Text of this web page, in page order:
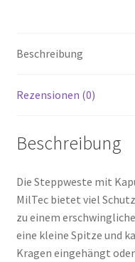
Beschreibung
Rezensionen (0)
Beschreibung
Die Steppweste mit
MilTec bietet viel
zu einem
eine kleine Spitze und
Kragen eingehängt